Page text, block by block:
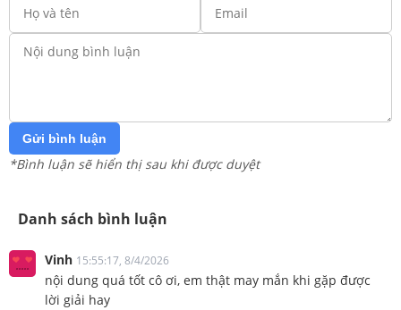
Gửi bình luận
*Bình luận sẽ hiển thị sau khi được duyệt
Danh sách bình luận
Vinh 15:55:17, 8/4/2026
nội dung quá tốt cô ơi, em thật may mắn khi gặp được
lời giải hay